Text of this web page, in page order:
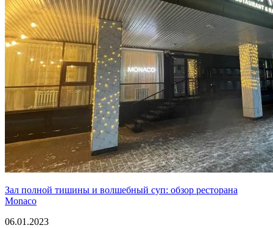
Зал полной тишины и волшебный суп: обзор ресторана
Monaco
06.01.2023